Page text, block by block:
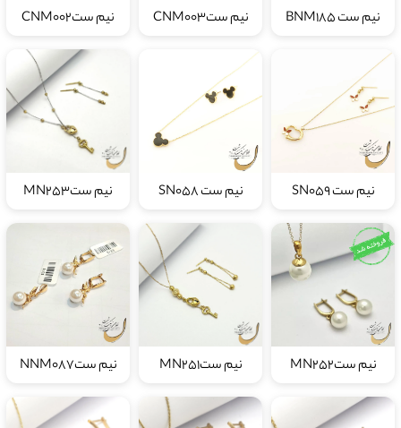
نیم ست BNM185 نیم ستCNM003 نیم ستCNM002
نیم ست SN059 نیم ست SN058 نیم ستMN253
نیم ستMN252 نیم ستMN251 نیم ستNNM087